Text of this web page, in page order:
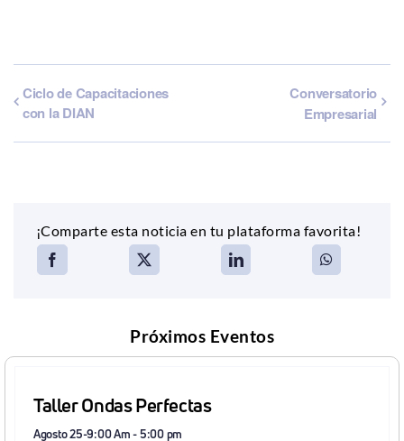
Ciclo de Capacitaciones
con la DIAN
Conversatorio
Empresarial
¡Comparte esta noticia en tu plataforma favorita!
Próximos Eventos
Taller Ondas Perfectas
Agosto 25-9:00 Am-5:00 pm